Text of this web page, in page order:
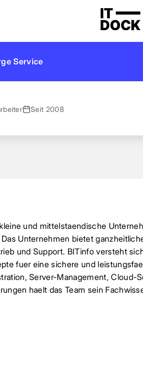
Service
Seit 2008
und mittelstaendische
Unternehmen bietet
und Support. BITinfo versteht
fuer eine sichere und
Server-Management, Cloud-
haelt das Team sein